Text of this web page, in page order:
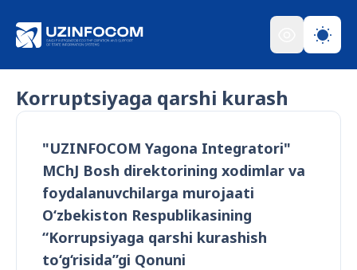
Korruptsiyaga qarshi kurash
"UZINFOCOM Yagona Integratori"
MChJ Bosh direktorining xodimlar va
foydalanuvchilarga murojaati
O‘zbekiston Respublikasining
“Korrupsiyaga qarshi kurashish
to‘g‘risida”gi Qonuni